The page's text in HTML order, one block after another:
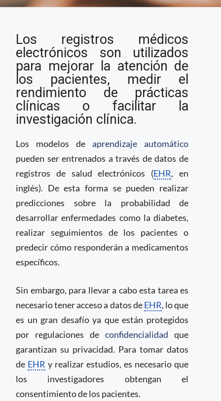
electrónicos sintéticos
para mejorar la
investigación clínica
Los registros médicos
electrónicos son utilizados
para mejorar la atención de
los pacientes, medir el
rendimiento de prácticas
clínicas o facilitar la
investigación clínica.
Los modelos de aprendizaje automático
pueden ser entrenados a través de datos de
registros de salud electrónicos (EHR, en
inglés). De esta forma se pueden realizar
predicciones sobre la probabilidad de
desarrollar enfermedades como la diabetes,
realizar seguimientos de los pacientes o
predecir cómo responderán a medicamentos
específicos.
Sin embargo, para llevar a cabo esta tarea es
necesario tener acceso a datos deEHR, lo que
es un gran desafío ya que están protegidos
por regulaciones de confidencialidad que
garantizan su privacidad. Para tomar datos
de EHR y realizar estudios, es necesario que
los investigadores obtengan el
consentimiento de los pacientes.